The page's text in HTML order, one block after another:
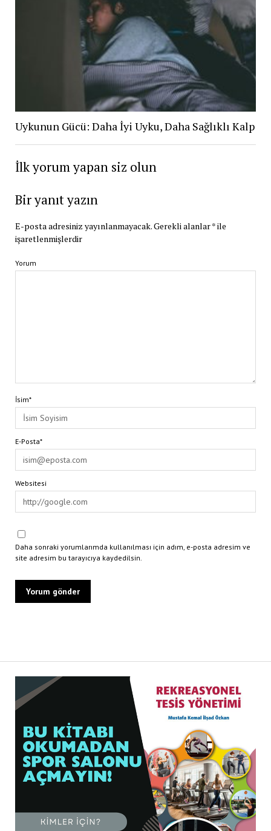
Uykunun Gücü: Daha İyi Uyku, Daha Sağlıklı Kalp
İlk yorum yapan siz olun
Bir yanıt yazın
E-posta adresiniz yayınlanmayacak.Gerekli alanlar*ile
işaretlenmişlerdir
Yorum
İsim*
E-Posta*
Websitesi
Daha sonraki yorumlarımda kullanılması için adım, e-posta adresim ve
site adresim bu tarayıcıya kaydedilsin.